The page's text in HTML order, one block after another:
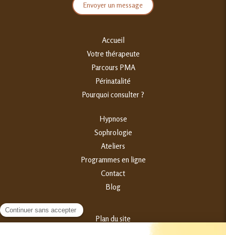
Envoyer un message
Accueil
Votre thérapeute
Parcours PMA
Périnatalité
Pourquoi consulter ?
Hypnose
Sophrologie
Ateliers
Programmes en ligne
Contact
Blog
Plan du site